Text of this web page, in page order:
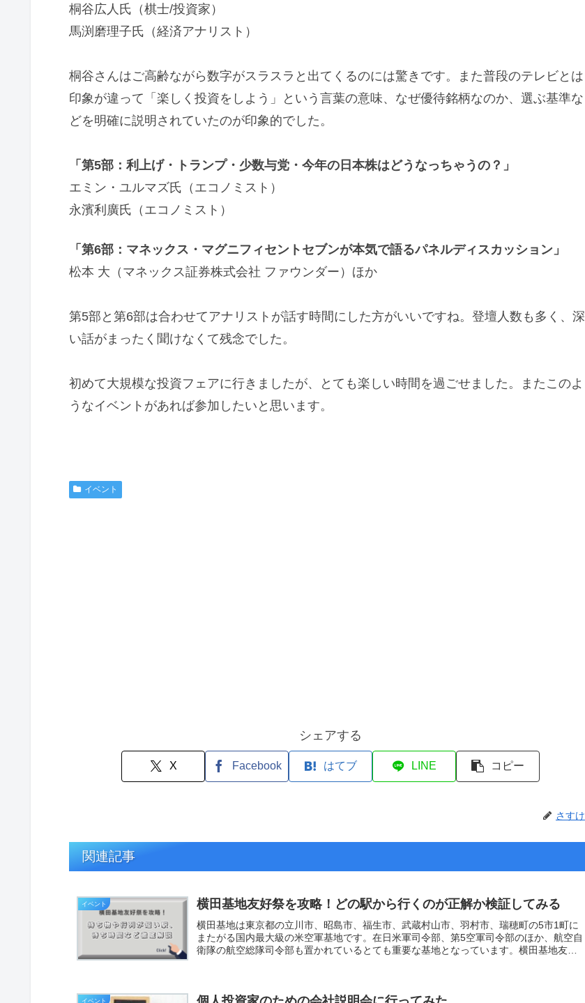
桐谷広人氏（棋士/投資家）
馬渕磨理子氏（経済アナリスト）
桐谷さんはご高齢ながら数字がスラスラと出てくるのには驚きです。また普段のテレビとは
印象が違って「楽しく投資をしよう」という言葉の意味、なぜ優待銘柄なのか、選ぶ基準な
どを明確に説明されていたのが印象的でした。
「第5部：利上げ・トランプ・少数与党・今年の日本株はどうなっちゃうの？」
エミン・ユルマズ氏（エコノミスト）
永濱利廣氏（エコノミスト）
「第6部：マネックス・マグニフィセントセブンが本気で語るパネルディスカッション」
松本 大（マネックス証券株式会社 ファウンダー）ほか
第5部と第6部は合わせてアナリストが話す時間にした方がいいですね。登壇人数も多く、深
い話がまったく聞けなくて残念でした。
初めて大規模な投資フェアに行きましたが、とても楽しい時間を過ごせました。またこのよ
うなイベントがあれば参加したいと思います。
イベント
シェアする
X Facebook はてブ LINE コピー
さすけ
関連記事
イベント 横田基地友好祭を攻略！どの駅から行くのが正解か検証してみる
横田基地は東京都の立川市、昭島市、福生市、武蔵村山市、羽村市、瑞穂町の5市1町に
またがる国内最大級の米空軍基地です。在日米軍司令部、第5空軍司令部のほか、航空自
衛隊の航空総隊司令部も置かれているとても重要な基地となっています。横田基地友好
イベント